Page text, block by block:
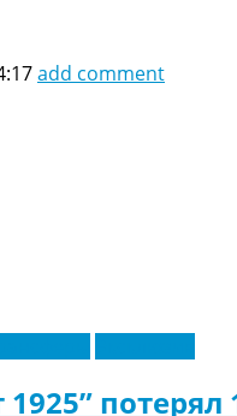
add comment
потерял